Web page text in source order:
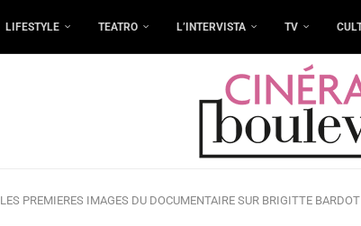
LIFESTYLE TEATRO L’INTERVISTA TV
LES PREMIERES IMAGES DU DOCUMENTAIRE SUR BRIGITTE